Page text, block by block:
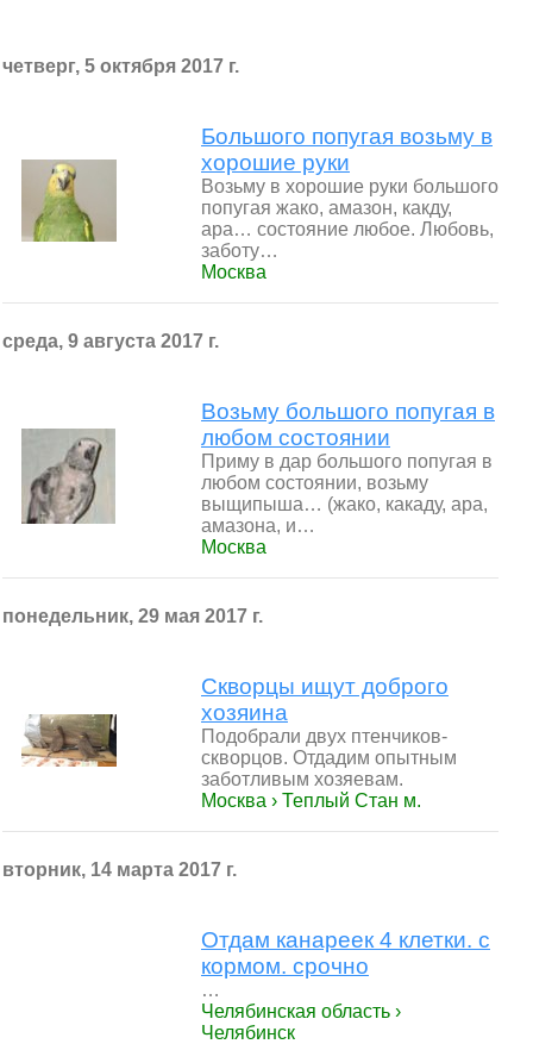
четверг, 5 октября 2017 г.
Большого попугая возьму в
хорошие руки
Возьму в хорошие руки большого
попугая жако, амазон, какду,
ара… состояние любое. Любовь,
заботу…
Москва
среда, 9 августа 2017 г.
Возьму большого попугая в
любом состоянии
Приму в дар большого попугая в
любом состоянии, возьму
выщипыша… (жако, какаду, ара,
амазона, и…
Москва
понедельник, 29 мая 2017 г.
Скворцы ищут доброго
хозяина
Подобрали двух птенчиков-
скворцов. Отдадим опытным
заботливым хозяевам.
Москва › Теплый Стан м.
вторник, 14 марта 2017 г.
Отдам канареек 4 клетки. с
кормом. срочно
…
Челябинская область ›
Челябинск